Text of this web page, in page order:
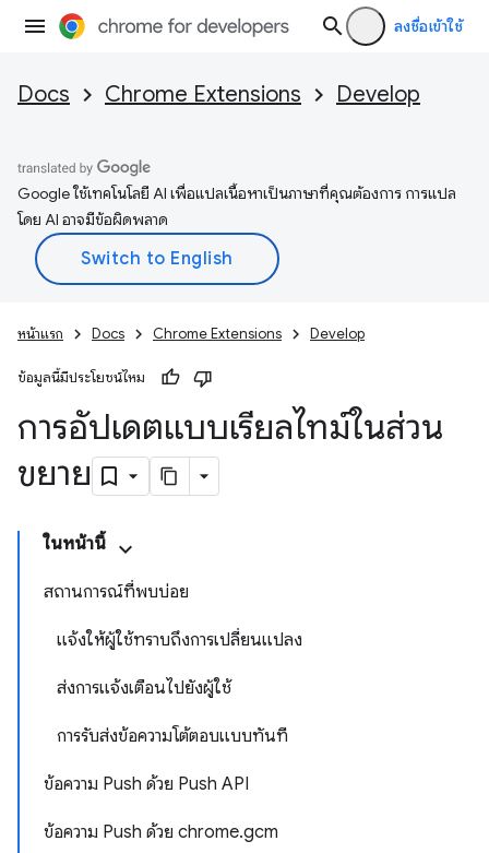
ลงชื่อเข้าใช้
Docs Chrome Extensions Develop
Google ใช้เทคโนโลยี AI เพื่อแปลเนื้อหาเป็นภาษาที่คุณต้องการ การแปล
โดย AI อาจมีข้อผิดพลาด
หน้าแรก Docs Chrome Extensions Develop
ข้อมูลนี้มีประโยชน์ไหม
การอัปเดตแบบเรียลไทม์ในส่วน
ขยาย
ในหน้านี้
สถานการณ์ที่พบบ่อย
แจ้งให้ผู้ใช้ทราบถึงการเปลี่ยนแปลง
ส่งการแจ้งเตือนไปยังผู้ใช้
การรับส่งข้อความโต้ตอบแบบทันที
ข้อความ Push ด้วย Push API
ข้อความ Push ด้วย chrome.gcm